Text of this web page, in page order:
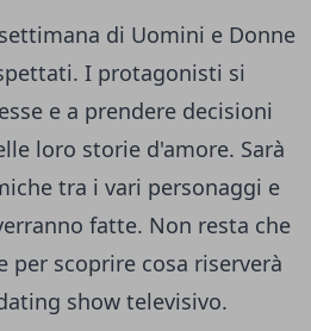
di Uomini e Donne
I protagonisti si
e a prendere decisioni
loro storie d'amore. Sarà
tra i vari personaggi e
fatte. Non resta che
scoprire cosa riserverà
show televisivo.